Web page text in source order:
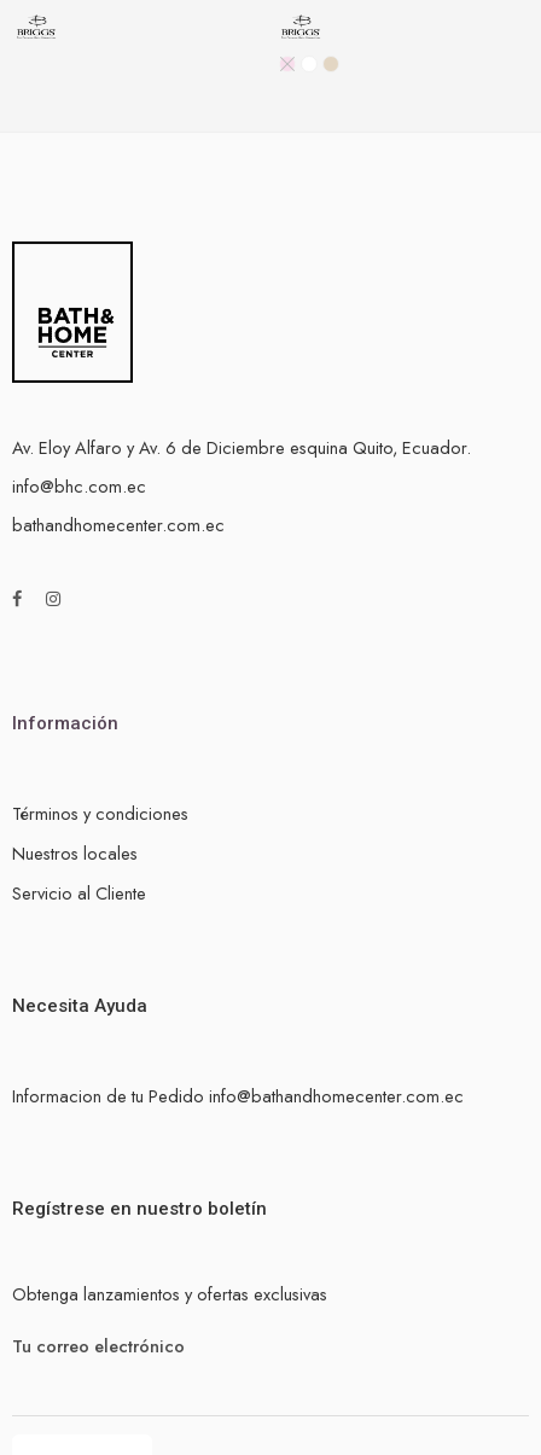
Av. Eloy Alfaro y Av. 6 de Diciembre esquina Quito, Ecuador.
info@bhc.com.ec
bathandhomecenter.com.ec
Información
Términos y condiciones
Nuestros locales
Servicio al Cliente
Necesita Ayuda
Informacion de tu Pedido info@bathandhomecenter.com.ec
Regístrese en nuestro boletín
Obtenga lanzamientos y ofertas exclusivas
Tu correo electrónico